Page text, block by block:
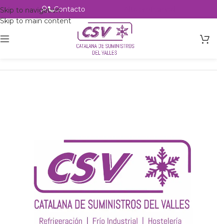
Skip to navigation
Skip to main content
Contacto
Intercambio